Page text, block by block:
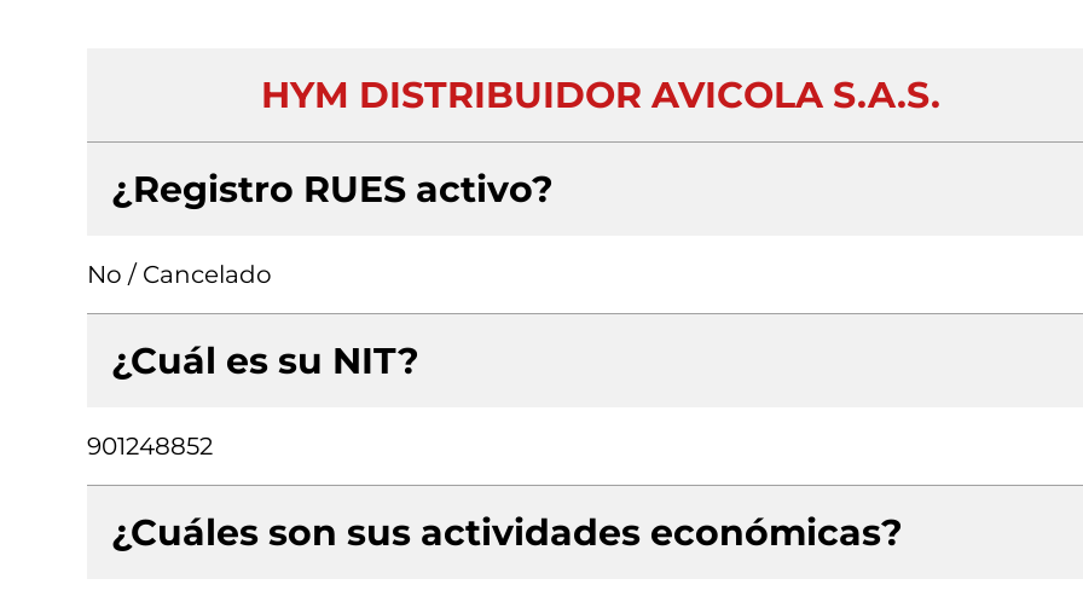
HYM DISTRIBUIDOR AVICOLA S.A.S.
¿Registro RUES activo?
No / Cancelado
¿Cuál es su NIT?
901248852
¿Cuáles son sus actividades económicas?